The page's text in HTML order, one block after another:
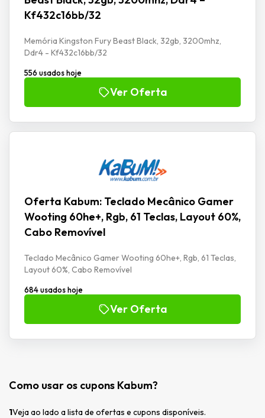
Kf432c16bb/32
Memória Kingston Fury Beast Black, 32gb, 3200mhz,
Ddr4 - Kf432c16bb/32
556 usados hoje
Ver Oferta
Oferta Kabum: Teclado Mecânico Gamer
Wooting 60he+, Rgb, 61 Teclas, Layout 60%,
Cabo Removível
Teclado Mecânico Gamer Wooting 60he+, Rgb, 61 Teclas,
Layout 60%, Cabo Removível
684 usados hoje
Ver Oferta
Como usar os cupons Kabum?
1Veja ao lado a lista de ofertas e cupons disponíveis.